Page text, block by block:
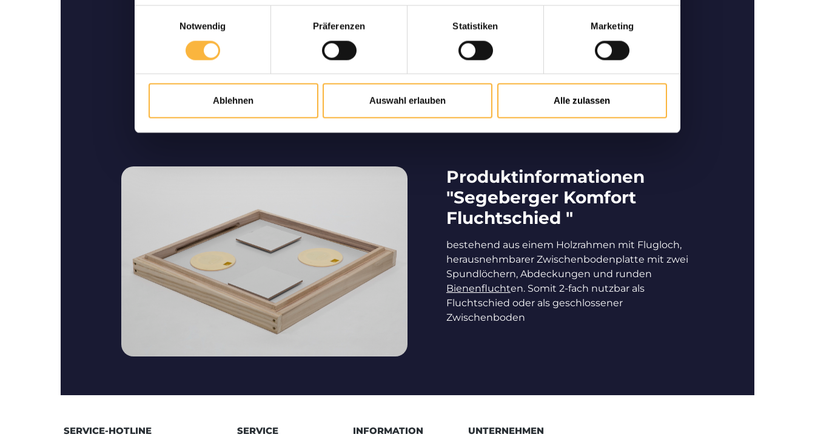
Notwendig
Präferenzen Statistiken Marketing
Ablehnen Auswahl erlauben Alle zulassen
von hochwertigen Bienen.
Bienenzucht vom Profi
Wir tragen maßgeblich dazu bei, dass Bienen im
deutschsprachigen Raum vermehrt werden.
Produktinformationen
"Segeberger Komfort
Fluchtschied "
bestehend aus einem Holzrahmen mit Flugloch,
herausnehmbarer Zwischenbodenplatte mit zwei
Spundlöchern, Abdeckungen und runden
Bienenfluchten. Somit 2-fach nutzbar als
Fluchtschied oder als geschlossener
Zwischenboden
SERVICE-HOTLINE
SERVICE INFORMATION UNTERNEHMEN